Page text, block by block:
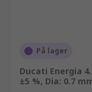
På lager
Ducati Energia
±5 %, Dia: 0.7